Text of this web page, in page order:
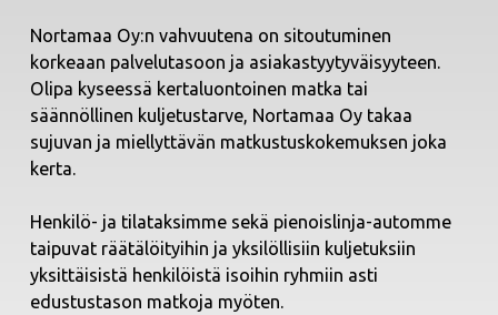
Nortamaa Oy:n vahvuutena on sitoutuminen
korkeaan palvelutasoon ja asiakastyytyväisyyteen.
Olipa kyseessä kertaluontoinen matka tai
säännöllinen kuljetustarve, Nortamaa Oy takaa
sujuvan ja miellyttävän matkustuskokemuksen joka
kerta.
Henkilö- ja tilataksimme sekä pienoislinja-automme
taipuvat räätälöityihin ja yksilöllisiin kuljetuksiin
yksittäisistä henkilöistä isoihin ryhmiin asti
edustustason matkoja myöten.